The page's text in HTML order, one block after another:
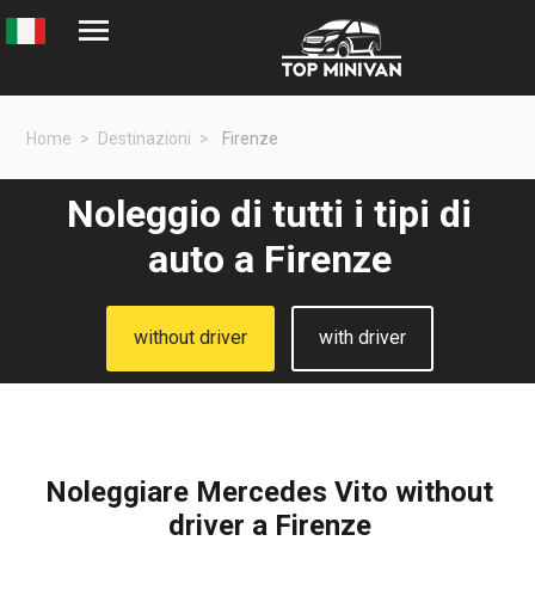
Home Destinazioni Firenze
Noleggio di tutti i tipi di
auto a Firenze
without driver with driver
Noleggiare Mercedes Vito without
driver a Firenze